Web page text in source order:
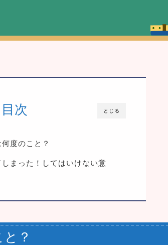
とじる
目次
度のこと？
まった！してはいけない意
？